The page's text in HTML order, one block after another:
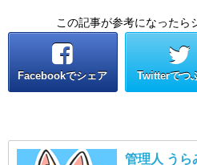
この記事が参考になったら
Facebookでシェア Twitterでつ
管理人 うら